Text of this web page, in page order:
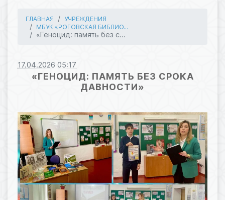
ГЛАВНАЯ
УЧРЕЖДЕНИЯ
МБУК «РОГОВСКАЯ БИБЛИО...
«Геноцид: память без с...
17.04.2026 05:17
«ГЕНОЦИД: ПАМЯТЬ БЕЗ СРОКА
ДАВНОСТИ»